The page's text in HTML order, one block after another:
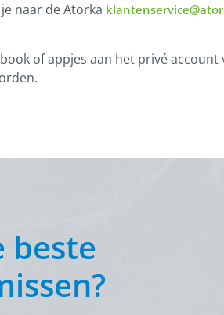
naar de Atorka
of appjes aan het privé
beste